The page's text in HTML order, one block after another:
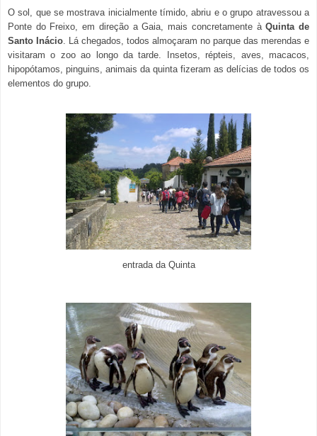
O sol, que se mostrava inicialmente tímido, abriu e o grupo atravessou a
Ponte do Freixo, em direção a Gaia, mais concretamente àQuinta de
Santo Inácio . Lá chegados, todos almoçaram no parque das merendas e
visitaram o zoo ao longo da tarde. Insetos, répteis, aves, macacos,
hipopótamos, pinguins, animais da quinta fizeram as delícias de todos os
elementos do grupo.
entrada da Quinta